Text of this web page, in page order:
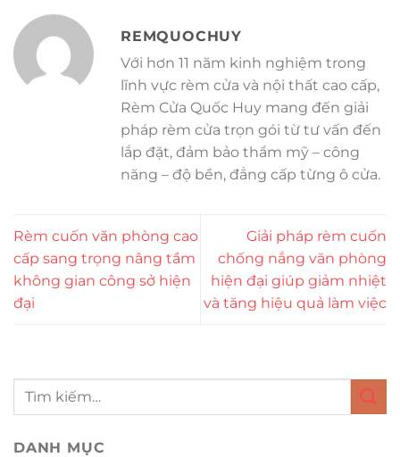
REMQUOCHUY
Với hơn 11 năm kinh nghiệm trong
lĩnh vực rèm cửa và nội thất cao cấp,
Rèm Cửa Quốc Huy mang đến giải
pháp rèm cửa trọn gói từ tư vấn đến
lắp đặt, đảm bảo thẩm mỹ – công
năng – độ bền, đẳng cấp từng ô cửa.
Rèm cuốn văn phòng cao
cấp sang trọng nâng tầm
không gian công sở hiện
đại
Giải pháp rèm cuốn
chống nắng văn phòng
hiện đại giúp giảm nhiệt
và tăng hiệu quả làm việc
DANH MỤC